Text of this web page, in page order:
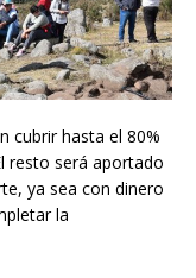
cubrir hasta el 80%
resto será aportado
ya sea con dinero
la